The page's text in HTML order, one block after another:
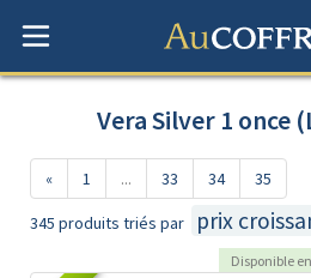
Vera Silver 1 once
« 1 ... 33 34 35
345 produits triés par
Disponible